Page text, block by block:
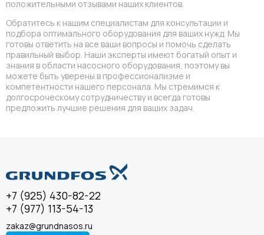
положительными отзывами наших клиентов.
Обратитесь к нашим специалистам для консультации и
подбора оптимального оборудования для ваших нужд. Мы
готовы ответить на все ваши вопросы и помочь сделать
правильный выбор. Наши эксперты имеют богатый опыт и
знания в области насосного оборудования, поэтому вы
можете быть уверены в профессионализме и
компетентности нашего персонала. Мы стремимся к
долгосроческому сотрудничеству и всегда готовы
предложить лучшие решения для ваших задач.
+7 (925) 430-82-22
+7 (977) 113-54-13
zakaz@grundnasos.ru